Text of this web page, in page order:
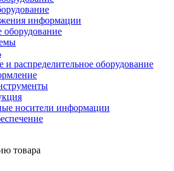
информации
распределительное оборудование
носители информации
товара